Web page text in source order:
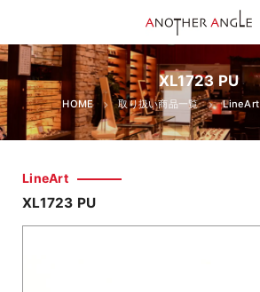
XL1723 PU
HOME 取り扱い商品一覧 LineArt
LineArt
XL1723 PU